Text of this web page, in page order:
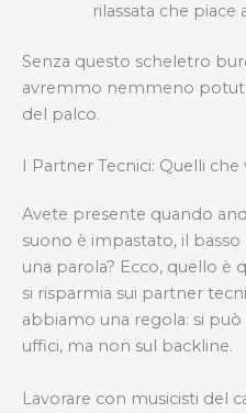
rilassata che piace
Senza questo scheletro
avremmo nemmeno
del palco.
I Partner Tecnici: Quelli
Avete presente quando
suono è impastato, il
una parola? Ecco, quello è
si risparmia sui partner
abbiamo una regola: si
uffici, ma non sul backline.
Lavorare con musicisti del